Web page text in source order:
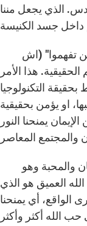
الذي يجعل مننا
تفهموا" (اش
الحقيقية. هذا الأمر
التكنولوجيا
او يؤمن بحقيقية
يمنحنا النور
العميق هو الذي
الواقع، أي يمنحنا